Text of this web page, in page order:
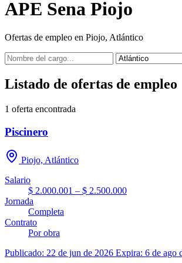
APE Sena Piojo
Ofertas de empleo en Piojo, Atlántico
Listado de ofertas de empleo
1 oferta encontrada
Piscinero
Piojo, Atlántico
Salario
$ 2.000.001 – $ 2.500.000
Jornada
Completa
Contrato
Por obra
Publicado: 22 de jun de 2026 Expira: 6 de ago